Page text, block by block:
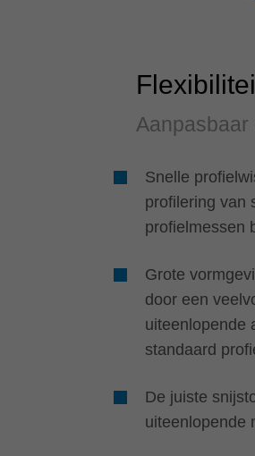
Aanpasbaar
Snelle
profilering van
profielmessen
Grote
door een
uiteenlopende
standaard
De juiste
uiteenlopende